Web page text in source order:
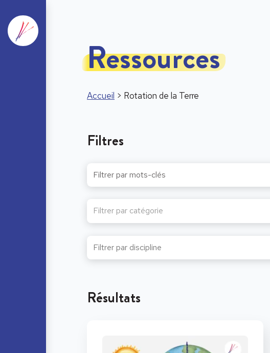
Ressources
Accueil > Rotation de la Terre
Filtres
Filtrer par catégorie
Résultats